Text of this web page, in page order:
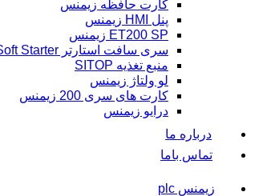
کارت حافظه زیمنس
پنل HMI زیمنس
ET200 SP زیمنس
سری سافت استارتر Soft Starter
منبع تغذیه SITOP
لو ولتاژ زیمنس
کارت های سری 200 زیمنس
درایو زیمنس
درباره ما
تماس باما
زیمنس plc